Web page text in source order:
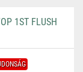
1ST FLUSH